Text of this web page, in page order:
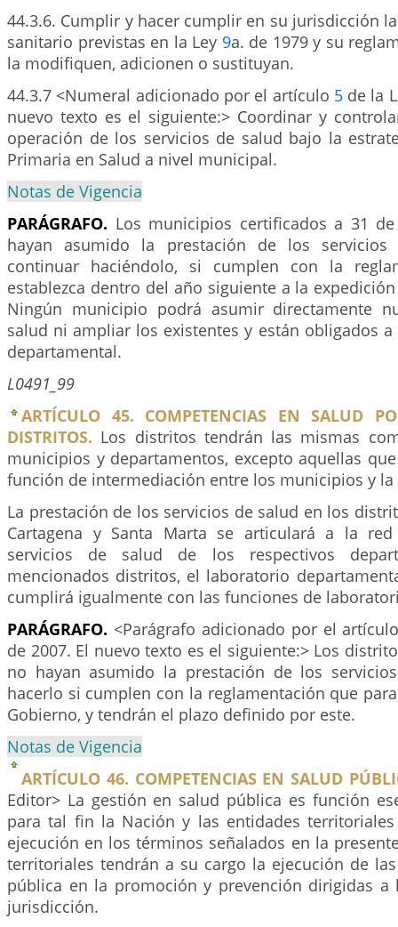
44.3.6. Cumplir y hacer cumplir en su jurisdicción
sanitario previstas en la Ley 9a. de 1979 y su
la modifiquen, adicionen o sustituyan.
44.3.7 <Numeral adicionado por el artículo 5de la
nuevo texto es el siguiente:> Coordinar y
operación de los servicios de salud bajo la
Primaria en Salud a nivel municipal.
Notas de Vigencia
PARÁGRAFO. Los municipios certificados a 31
hayan asumido la prestación de los
continuar haciéndolo, si cumplen con la
establezca dentro del año siguiente a la
Ningún municipio podrá asumir directamente
salud ni ampliar los existentes y están obligados
departamental.
L0491_99
ARTÍCULO 45. COMPETENCIAS EN SALUD
DISTRITOS. Los distritos tendrán las mismas
municipios y departamentos, excepto aquellas
función de intermediación entre los municipios y la
La prestación de los servicios de salud en los
Cartagena y Santa Marta se articulará a la
servicios de salud de los respectivos
mencionados distritos, el laboratorio
cumplirá igualmente con las funciones de
PARÁGRAFO. <Parágrafo adicionado por el
de 2007. El nuevo texto es el siguiente:> Los
no hayan asumido la prestación de los
hacerlo si cumplen con la reglamentación que
Gobierno, y tendrán el plazo definido por este.
Notas de Vigencia
ARTÍCULO 46. COMPETENCIAS EN SALUD
Editor> La gestión en salud pública es función
para tal fin la Nación y las entidades
ejecución en los términos señalados en la
territoriales tendrán a su cargo la ejecución de
pública en la promoción y prevención dirigidas a
jurisdicción.